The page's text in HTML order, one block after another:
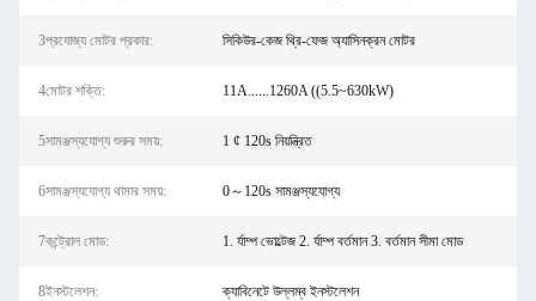
3প্রযোজ্য মোটর প্রকার: সিকিউর-কেজ থ্রি-ফেজ অ্যাসিনক্রন মোটর
4মোটর শক্তি: 11A......1260A ((5.5~630kW)
5সামঞ্জস্যযোগ্য শুরুর সময়: 1 ¢ 120s নিয়ন্ত্রিত
6সামঞ্জস্যযোগ্য থামার সময়: 0～120s সামঞ্জস্যযোগ্য
7কন্ট্রোল মোড: 1. র্যাম্প ভোল্টেজ 2. র্যাম্প বর্তমান 3. বর্তমান সীমা মোড
8ইনস্টলেশন: ক্যাবিনেটে উল্লম্ব ইনস্টলেশন